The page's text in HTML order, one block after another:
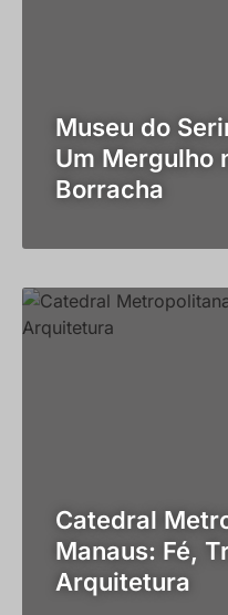
Museu do
Um Mergulho
Borracha
Catedral
Manaus: Fé,
Arquitetura